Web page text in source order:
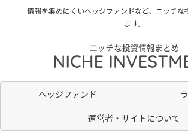
情報を集めにくいヘッジファンドなど、ニッチな
ます。
ヘッジファンド
運営者・サイトについて